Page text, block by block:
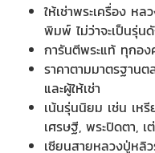
ให้เช่าพระเครื่อง ห
พิมพ์ ไม่ว่าจะเป็นรุ่น
การันตีพระแท้ ทุกอง
ราคาตามมาตรฐานต
และผู้ให้เช่า
เน้นรุ่นนิยม เช่น เห
เศรษฐี, พระปิดตา, เ
เซียนสายหลวงปู่หลิ